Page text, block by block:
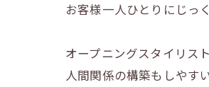
お客様一人ひとりにじっ
オープニングスタイリス
人間関係の構築もしやす